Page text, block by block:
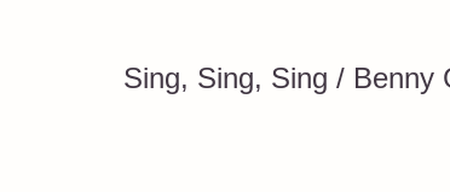
Sing, Sing, Sing / Benny